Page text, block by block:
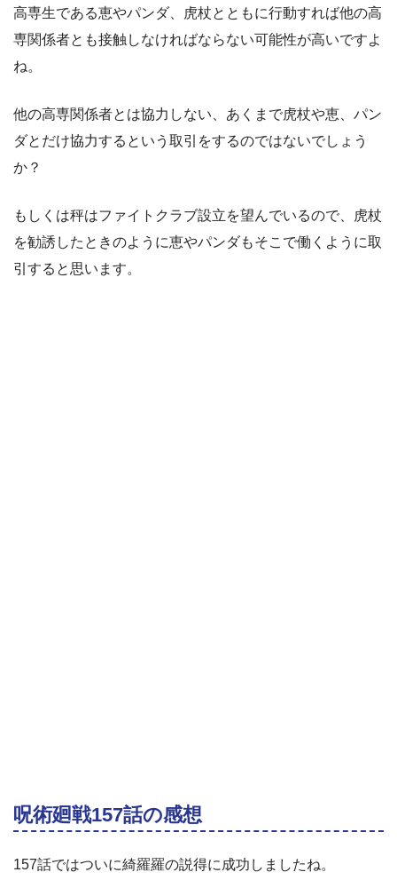
高専生である恵やパンダ、虎杖とともに行動すれば他の高
専関係者とも接触しなければならない可能性が高いですよ
ね。
他の高専関係者とは協力しない、あくまで虎杖や恵、パン
ダとだけ協力するという取引をするのではないでしょう
か？
もしくは秤はファイトクラブ設立を望んでいるので、虎杖
を勧誘したときのように恵やパンダもそこで働くように取
引すると思います。
呪術廻戦157話の感想
157話ではついに綺羅羅の説得に成功しましたね。